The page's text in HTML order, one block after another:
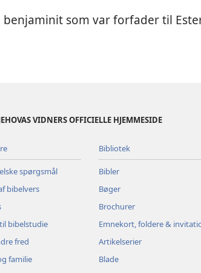
benjaminit som var forfader til
VIDNERS OFFICIELLE HJEMMESIDE
spørgsmål
bibelvers
bibelstudie
fred
familie
Bibliotek
Bibler
Bøger
Brochurer
Emnekort, foldere &
Artikelserier
Blade